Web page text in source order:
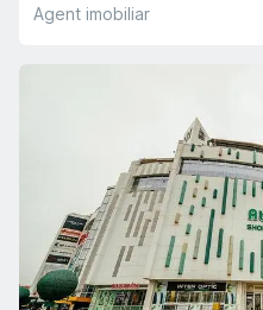
Agent imobiliar